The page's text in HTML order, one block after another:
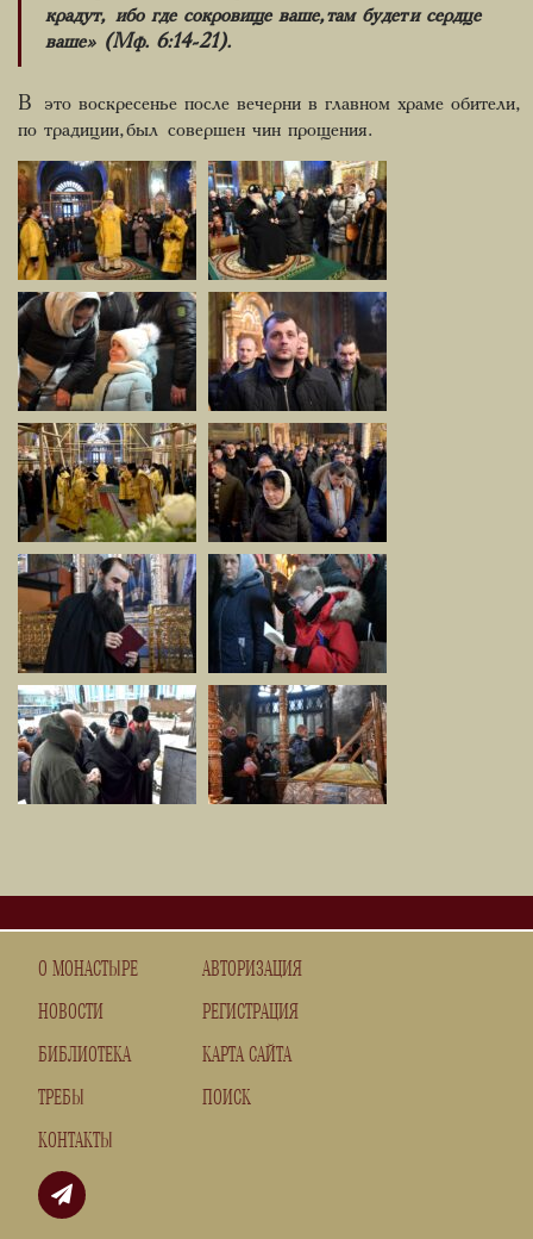
крадут, ибо где сокровище ваше, там будет и сердце
ваше» (Мф. 6:14-21).
В это воскресенье после вечерни в главном храме обители,
по традиции, был совершен чин прощения.
О МОНАСТЫРЕ
НОВОСТИ
БИБЛИОТЕКА
ТРЕБЫ
КОНТАКТЫ
АВТОРИЗАЦИЯ
РЕГИСТРАЦИЯ
КАРТА САЙТА
ПОИСК